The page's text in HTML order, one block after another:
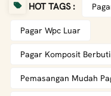
HOT TAGS :
Pagar Wpc Luar
Pagar Komposit
Pemasangan Mudah